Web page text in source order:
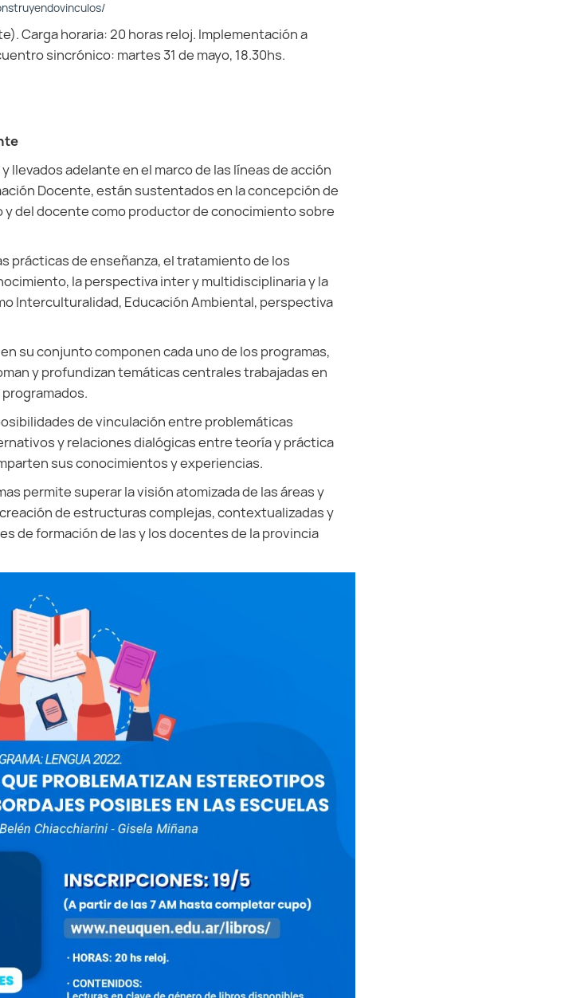
Carga horaria: 20 horas reloj. Implementación a
sincrónico: martes 31 de mayo, 18.30hs.
llevados adelante en el marco de las líneas de acción
Docente, están sustentados en la concepción de
del docente como productor de conocimiento sobre
prácticas de enseñanza, el tratamiento de los
la perspectiva inter y multidisciplinaria y la
Interculturalidad, Educación Ambiental, perspectiva
su conjunto componen cada uno de los programas,
y profundizan temáticas centrales trabajadas en
de vinculación entre problemáticas
y relaciones dialógicas entre teoría y práctica
sus conocimientos y experiencias.
permite superar la visión atomizada de las áreas y
de estructuras complejas, contextualizadas y
de formación de las y los docentes de la provincia